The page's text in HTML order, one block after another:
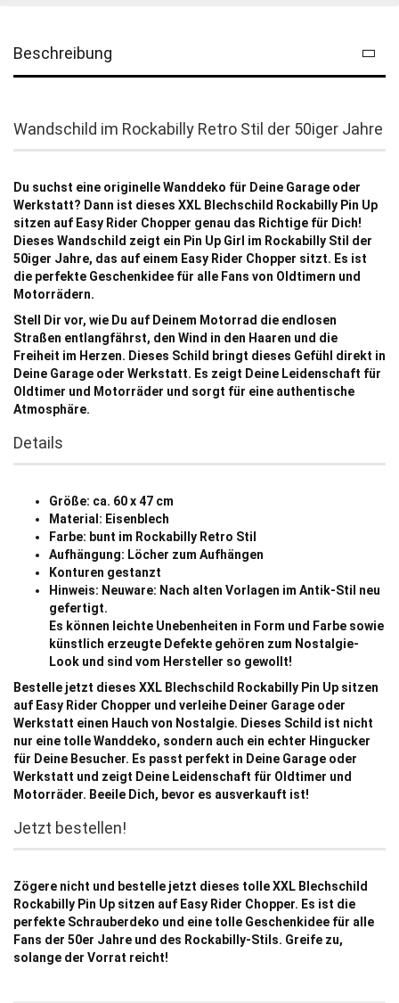
Beschreibung
Wandschild im Rockabilly Retro Stil der 50iger Jahre
Du suchst eine originelle Wanddeko für Deine Garage oder
Werkstatt? Dann ist dieses XXL Blechschild Rockabilly Pin Up
sitzen auf Easy Rider Chopper genau das Richtige für Dich!
Dieses Wandschild zeigt ein Pin Up Girl im Rockabilly Stil der
50iger Jahre, das auf einem Easy Rider Chopper sitzt. Es ist
die perfekte Geschenkidee für alle Fans von Oldtimern und
Motorrädern.
Stell Dir vor, wie Du auf Deinem Motorrad die endlosen
Straßen entlangfährst, den Wind in den Haaren und die
Freiheit im Herzen. Dieses Schild bringt dieses Gefühl direkt in
Deine Garage oder Werkstatt. Es zeigt Deine Leidenschaft für
Oldtimer und Motorräder und sorgt für eine authentische
Atmosphäre.
Details
Größe: ca. 60 x 47 cm
Material: Eisenblech
Farbe: bunt im Rockabilly Retro Stil
Aufhängung: Löcher zum Aufhängen
Konturen gestanzt
Hinweis: Neuware: Nach alten Vorlagen im Antik-Stil neu
gefertigt.
Es können leichte Unebenheiten in Form und Farbe sowie
künstlich erzeugte Defekte gehören zum Nostalgie-
Look und sind vom Hersteller so gewollt!
Bestelle jetzt dieses XXL Blechschild Rockabilly Pin Up sitzen
auf Easy Rider Chopper und verleihe Deiner Garage oder
Werkstatt einen Hauch von Nostalgie. Dieses Schild ist nicht
nur eine tolle Wanddeko, sondern auch ein echter Hingucker
für Deine Besucher. Es passt perfekt in Deine Garage oder
Werkstatt und zeigt Deine Leidenschaft für Oldtimer und
Motorräder. Beeile Dich, bevor es ausverkauft ist!
Jetzt bestellen!
Zögere nicht und bestelle jetzt dieses tolle XXL Blechschild
Rockabilly Pin Up sitzen auf Easy Rider Chopper. Es ist die
perfekte Schrauberdeko und eine tolle Geschenkidee für alle
Fans der 50er Jahre und des Rockabilly-Stils. Greife zu,
solange der Vorrat reicht!